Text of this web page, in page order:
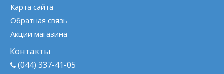
Карта сайта
Обратная связь
Акции магазина
Контакты
(044) 337-41-05